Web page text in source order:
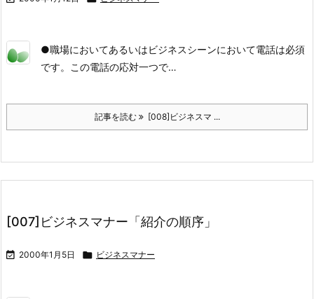
●職場においてあるいはビジネスシーンにおいて電話は必須
です。この電話の応対一つで…
記事を読む [008]ビジネスマ ...
[007]ビジネスマナー「紹介の順序」
 2000年1月5日  ビジネスマナー